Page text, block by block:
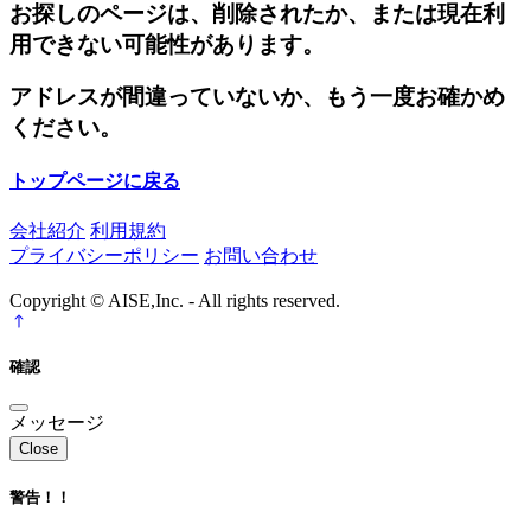
お探しのページは、削除されたか、または現在利
用できない可能性があります。
アドレスが間違っていないか、もう一度お確かめ
ください。
トップページに戻る
会社紹介 利用規約
プライバシーポリシー お問い合わせ
Copyright © AISE,Inc. - All rights reserved.
確認
メッセージ
Close
警告！！